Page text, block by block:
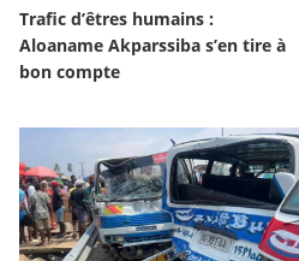
Trafic d’êtres humains :
Aloaname Akparssiba s’en tire à
bon compte